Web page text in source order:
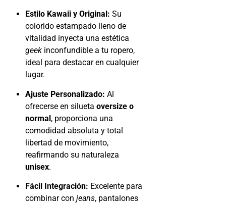
Estilo Kawaii y Original: Su
colorido estampado lleno de
vitalidad inyecta una estética
geek inconfundible a tu ropero,
ideal para destacar en cualquier
lugar.
Ajuste Personalizado: Al
ofrecerse en silueta oversize o
normal, proporciona una
comodidad absoluta y total
libertad de movimiento,
reafirmando su naturaleza
unisex.
Fácil Integración: Excelente para
combinar con jeans, pantalones